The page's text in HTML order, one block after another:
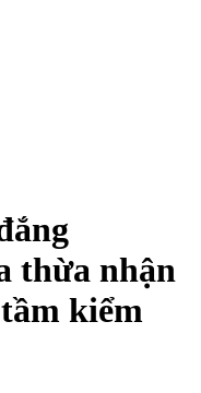
thừa nhận
kiểm